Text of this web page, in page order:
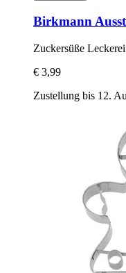
Birkmann
Zuckersüße Leckerei
€ 3,99
Zustellung bis 12.